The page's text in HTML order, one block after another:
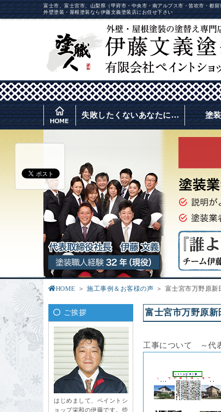
富士市、富士宮市、山梨県（甲府市・中央市・南アルプス市・笛吹市・都
外壁塗装・屋根塗装なら伊藤文義塗装店にお任せ下さい
失敗したくないあなたに… 塗
HOME 施工事例＆お客様の声 富士宮市万野原新
ご挨拶
はじめまして、ペイントシ
ョップ栄和の伊藤です。些
富士宮市万野原
工事について ～代